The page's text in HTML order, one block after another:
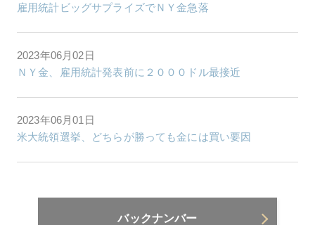
雇用統計ビッグサプライズでＮＹ金急落
2023年06月02日
ＮＹ金、雇用統計発表前に２０００ドル最接近
2023年06月01日
米大統領選挙、どちらが勝っても金には買い要因
バックナンバー